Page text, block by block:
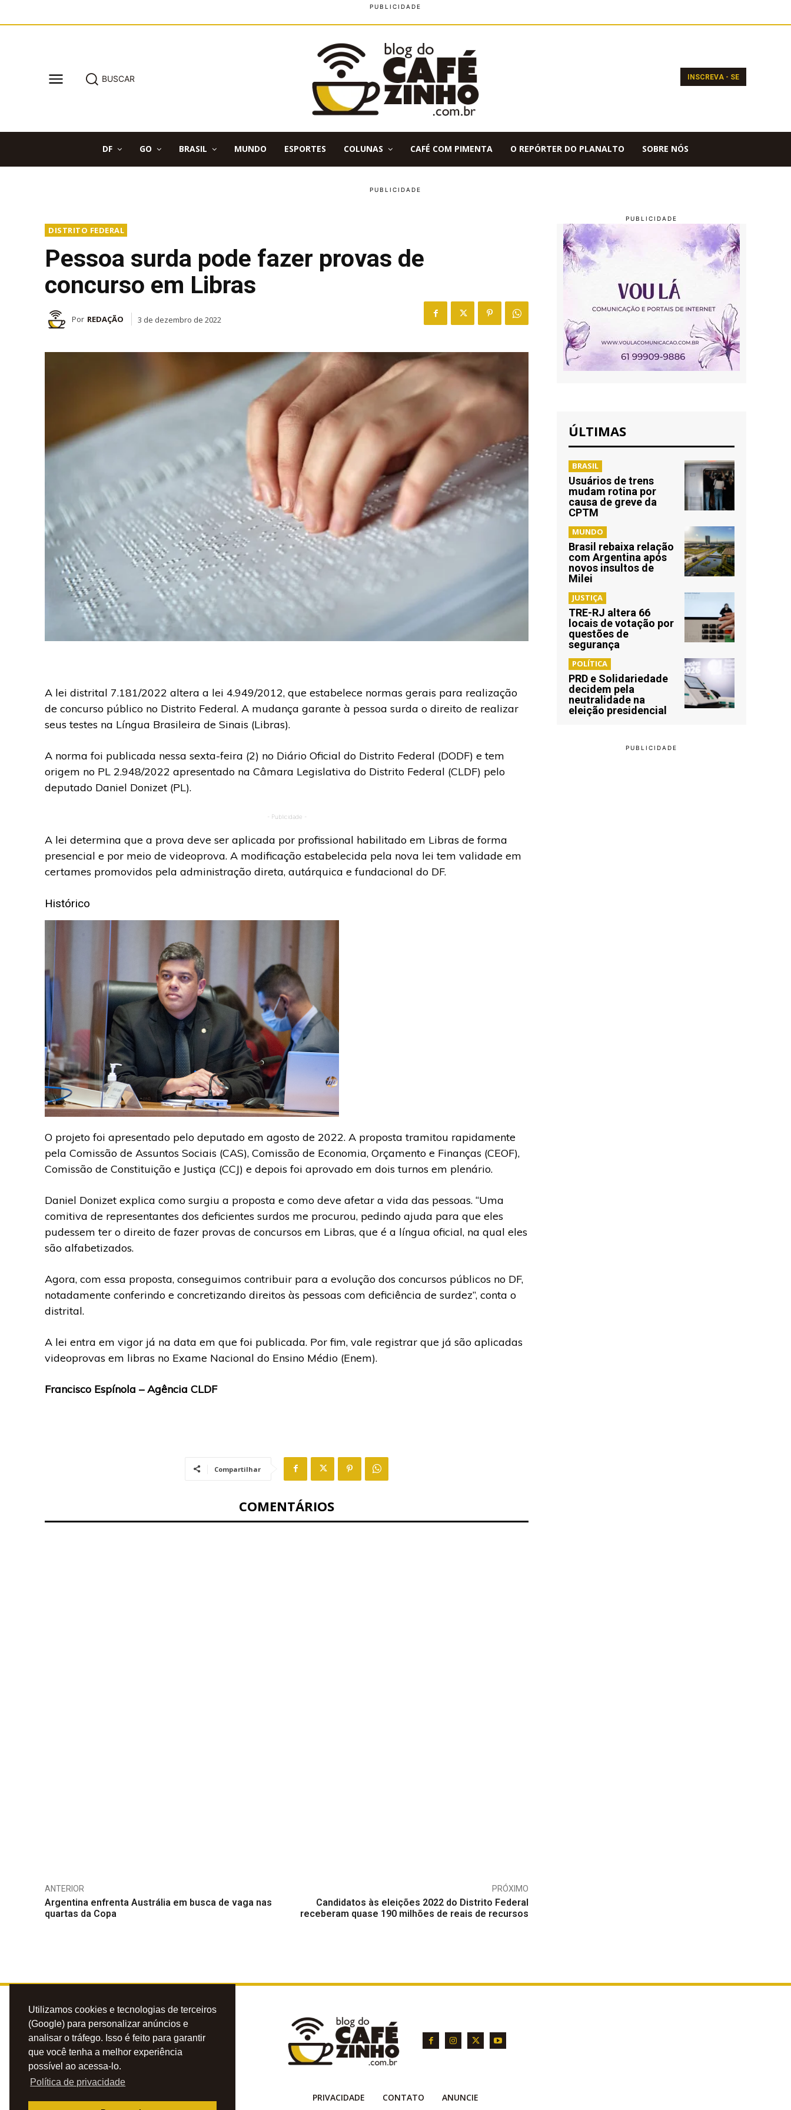
Utilizamos cookies e tecnologias de terceiros
(Google) para personalizar anúncios e
analisar o tráfego. Isso é feito para garantir
que você tenha a melhor experiência
possível ao acessa-lo.
Política de privacidade
BUSCAR INSCREVA - SE
DF GO BRASIL MUNDO ESPORTES COLUNAS CAFÉ COM PIMENTA O REPÓRTER DO PLANALTO SOBRE NÓS
DISTRITO FEDERAL
Pessoa surda pode fazer provas de
concurso em Libras
Por REDAÇÃO 3 de dezembro de 2022
A lei distrital 7.181/2022 altera a lei 4.949/2012, que estabelece normas gerais para realização
de concurso público no Distrito Federal. A mudança garante à pessoa surda o direito de realizar
seus testes na Língua Brasileira de Sinais (Libras).
A norma foi publicada nessa sexta-feira (2) no Diário Oficial do Distrito Federal (DODF) e tem
origem no PL 2.948/2022 apresentado na Câmara Legislativa do Distrito Federal (CLDF) pelo
deputado Daniel Donizet (PL).
- Publicidade -
A lei determina que a prova deve ser aplicada por profissional habilitado em Libras de forma
presencial e por meio de videoprova. A modificação estabelecida pela nova lei tem validade em
certames promovidos pela administração direta, autárquica e fundacional do DF.
Histórico
O projeto foi apresentado pelo deputado em agosto de 2022. A proposta tramitou rapidamente
pela Comissão de Assuntos Sociais (CAS), Comissão de Economia, Orçamento e Finanças (CEOF),
Comissão de Constituição e Justiça (CCJ) e depois foi aprovado em dois turnos em plenário.
Daniel Donizet explica como surgiu a proposta e como deve afetar a vida das pessoas. “Uma
comitiva de representantes dos deficientes surdos me procurou, pedindo ajuda para que eles
pudessem ter o direito de fazer provas de concursos em Libras, que é a língua oficial, na qual eles
são alfabetizados.
Agora, com essa proposta, conseguimos contribuir para a evolução dos concursos públicos no DF,
notadamente conferindo e concretizando direitos às pessoas com deficiência de surdez”, conta o
distrital.
A lei entra em vigor já na data em que foi publicada. Por fim, vale registrar que já são aplicadas
videoprovas em libras no Exame Nacional do Ensino Médio (Enem).
Francisco Espínola – Agência CLDF
Compartilhar
COMENTÁRIOS
ANTERIOR
Argentina enfrenta Austrália em busca de vaga nas
quartas da Copa
PRÓXIMO
Candidatos às eleições 2022 do Distrito Federal
receberam quase 190 milhões de reais de recursos
ÚLTIMAS
BRASIL
Usuários de trens
mudam rotina por
causa de greve da
CPTM
MUNDO
Brasil rebaixa relação
com Argentina após
novos insultos de
Milei
JUSTIÇA
TRE-RJ altera 66
locais de votação por
questões de
segurança
POLÍTICA
PRD e Solidariedade
decidem pela
neutralidade na
eleição presidencial
PRIVACIDADE CONTATO ANUNCIE